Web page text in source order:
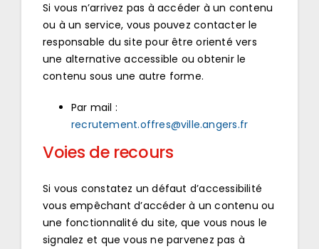
Si vous n’arrivez pas à accéder à un contenu
ou à un service, vous pouvez contacter le
responsable du site pour être orienté vers
une alternative accessible ou obtenir le
contenu sous une autre forme.
Par mail :
recrutement.offres@ville.angers.fr
Voies de recours
Si vous constatez un défaut d’accessibilité
vous empêchant d’accéder à un contenu ou
une fonctionnalité du site, que vous nous le
signalez et que vous ne parvenez pas à